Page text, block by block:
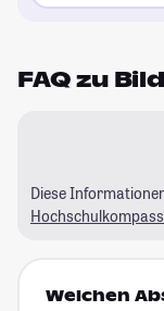
FAQ zu
Diese
Hochschulkompass
Welchen